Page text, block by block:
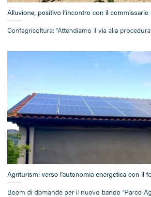
Alluvione, positivo l’incontro con il
Confagricoltura: "Attendiamo il via alla
Agriturismi verso l’autonomia energetica con il
Boom di domande per il nuovo bando "Parco